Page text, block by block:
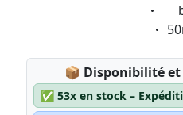
📦 Lagerstatus:
Disponibilité
✅ 53x en stock –